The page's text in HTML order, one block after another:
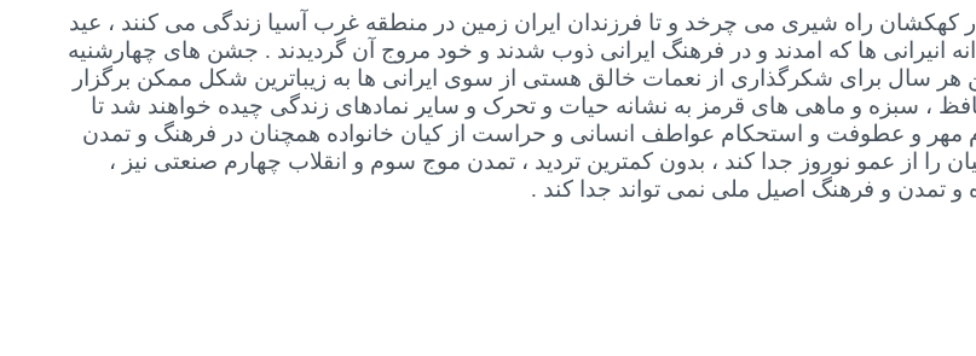
راه شیری می چرخد و تا فرزندان ایران زمین در منطقه غرب آسیا زندگی می کنند ، عید
انیرانی ها که امدند و در فرهنگ‌ ایرانی ذوب شدند و خود مروج آن گردیدند . جشن های چهارشنیه
و پاسداشت محیط زیست در ۱۳ بدر فروردین هر سال برای شکرگذاری از نعمات خالق هستی از سوی ایرانی ها به زیباترین شکل ممکن برگزار
، سبزه و ماهی های قرمز به نشانه حیات و تحرک و سایر نمادهای زندگی چیده خواهند شد تا
مهر و عطوفت و استحکام عواطف انسانی و حراست از کیان خانواده همچنان در فرهنگ و تمدن
را از عمو نوروز جدا کند ، بدون کمترین تردید ، تمدن موج سوم و انقلاب چهارم صنعتی نیز ،
تمدن و فرهنگ اصیل ملی نمی تواند جدا کند .